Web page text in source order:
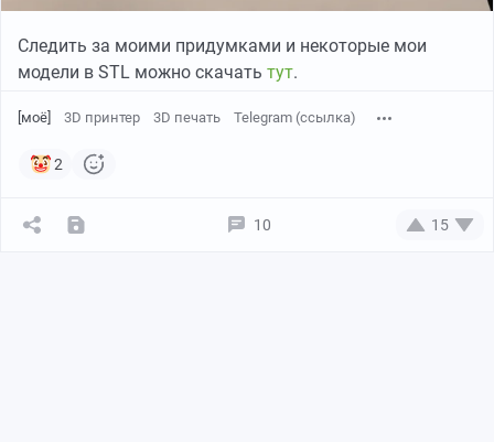
Следить за моими придумками и некоторые мои
модели в STL можно скачать тут.
[моё] 3D принтер 3D печать Telegram (ссылка)
2
10 15